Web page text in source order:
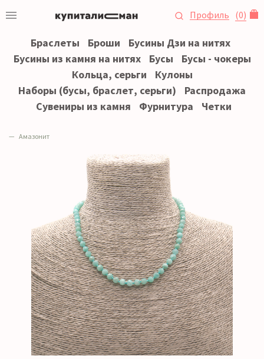
Профиль (0)
Браслеты Броши
Бусины Дзи на нитях
Бусины из камня на нитях
Бусы
Бусы - чокеры
Кольца, серьги
Кулоны
Наборы (бусы, браслет, серьги)
Распродажа
Сувениры из камня
Фурнитура Четки
Амазонит